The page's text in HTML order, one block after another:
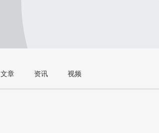
文章 资讯 视频